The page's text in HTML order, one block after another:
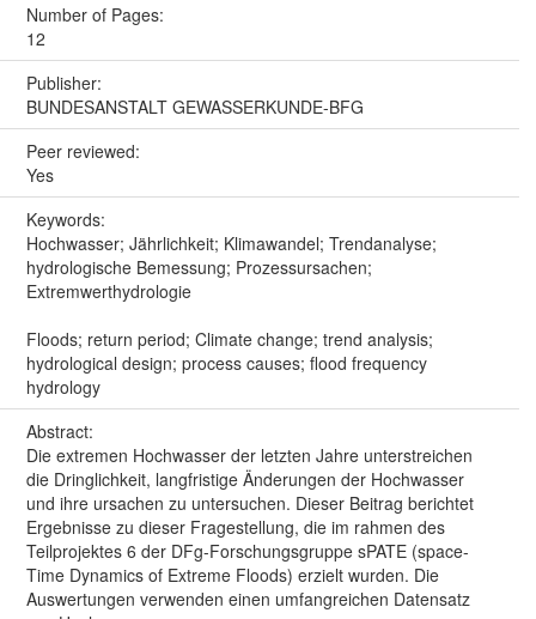
Number of Pages:
12
Publisher:
BUNDESANSTALT GEWASSERKUNDE-BFG
Peer reviewed:
Yes
Keywords:
Hochwasser; Jährlichkeit; Klimawandel; Trendanalyse;
hydrologische Bemessung; Prozessursachen;
Extremwerthydrologie
Floods; return period; Climate change; trend analysis;
hydrological design; process causes; flood frequency
hydrology
Abstract:
Die extremen Hochwasser der letzten Jahre unterstreichen
die Dringlichkeit, langfristige Änderungen der Hochwasser
und ihre ursachen zu untersuchen. Dieser Beitrag berichtet
Ergebnisse zu dieser Fragestellung, die im rahmen des
Teilprojektes 6 der DFg-Forschungsgruppe sPATE (space-
Time Dynamics of Extreme Floods) erzielt wurden. Die
Auswertungen verwenden einen umfangreichen Datensatz